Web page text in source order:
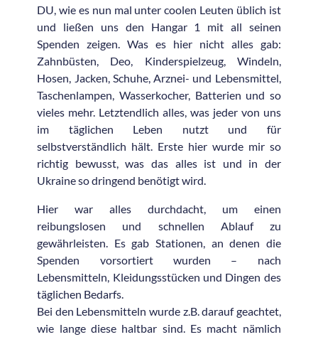
DU, wie es nun mal unter coolen Leuten üblich ist
und ließen uns den Hangar 1 mit all seinen
Spenden zeigen. Was es hier nicht alles gab:
Zahnbüsten, Deo, Kinderspielzeug, Windeln,
Hosen, Jacken, Schuhe, Arznei- und Lebensmittel,
Taschenlampen, Wasserkocher, Batterien und so
vieles mehr. Letztendlich alles, was jeder von uns
im täglichen Leben nutzt und für
selbstverständlich hält. Erste hier wurde mir so
richtig bewusst, was das alles ist und in der
Ukraine so dringend benötigt wird.
Hier war alles durchdacht, um einen
reibungslosen und schnellen Ablauf zu
gewährleisten. Es gab Stationen, an denen die
Spenden vorsortiert wurden – nach
Lebensmitteln, Kleidungsstücken und Dingen des
täglichen Bedarfs.
Bei den Lebensmitteln wurde z.B. darauf geachtet,
wie lange diese haltbar sind. Es macht nämlich